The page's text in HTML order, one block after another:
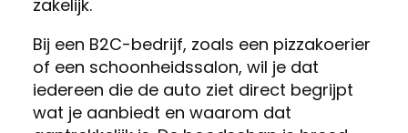
zakelijk.
Bij een B2C-bedrijf, zoals een pizzakoerier
of een schoonheidssalon, wil je dat
iedereen die de auto ziet direct begrijpt
wat je aanbiedt en waarom dat